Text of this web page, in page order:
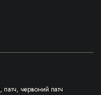
, патч, червоний патч